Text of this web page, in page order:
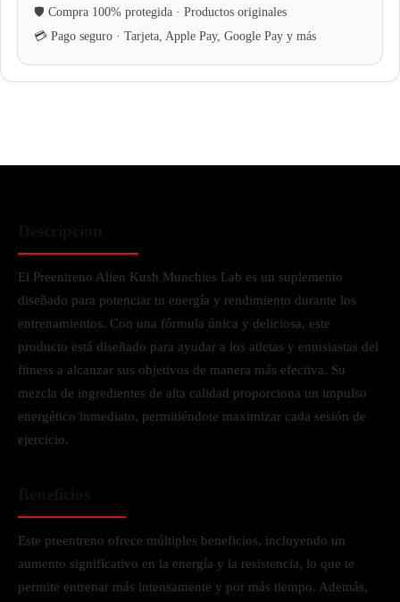
El Preentreno Alien Kush Munchies Lab es un suplemento
diseñado para potenciar tu energía y rendimiento durante los
entrenamientos. Con una fórmula única y deliciosa, este
producto está diseñado para ayudar a los atletas y entusiastas del
fitness a alcanzar sus objetivos de manera más efectiva. Su
mezcla de ingredientes de alta calidad proporciona un impulso
energético inmediato, permitiéndote maximizar cada sesión de
ejercicio.
Este preentreno ofrece múltiples beneficios, incluyendo un
aumento significativo en la energía y la resistencia, lo que te
permite entrenar más intensamente y por más tiempo. Además,